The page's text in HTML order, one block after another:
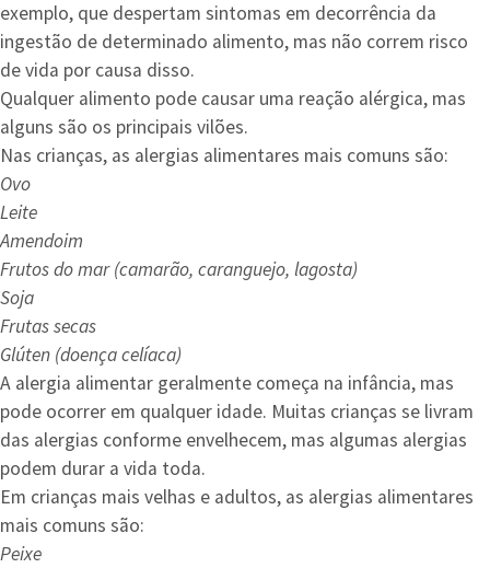
exemplo, que despertam sintomas em decorrência da
ingestão de determinado alimento, mas não correm risco
de vida por causa disso.
Qualquer alimento pode causar uma reação alérgica, mas
alguns são os principais vilões.
Nas crianças, as alergias alimentares mais comuns são:
Ovo
Leite
Amendoim
Frutos do mar (camarão, caranguejo, lagosta)
Soja
Frutas secas
Glúten (doença celíaca)
A alergia alimentar geralmente começa na infância, mas
pode ocorrer em qualquer idade. Muitas crianças se livram
das alergias conforme envelhecem, mas algumas alergias
podem durar a vida toda.
Em crianças mais velhas e adultos, as alergias alimentares
mais comuns são:
Peixe